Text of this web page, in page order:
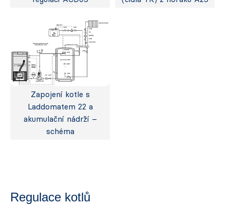
Zapojení kotle s
Laddomatem 22 a
akumulační nádrží –
schéma
Regulace kotlů